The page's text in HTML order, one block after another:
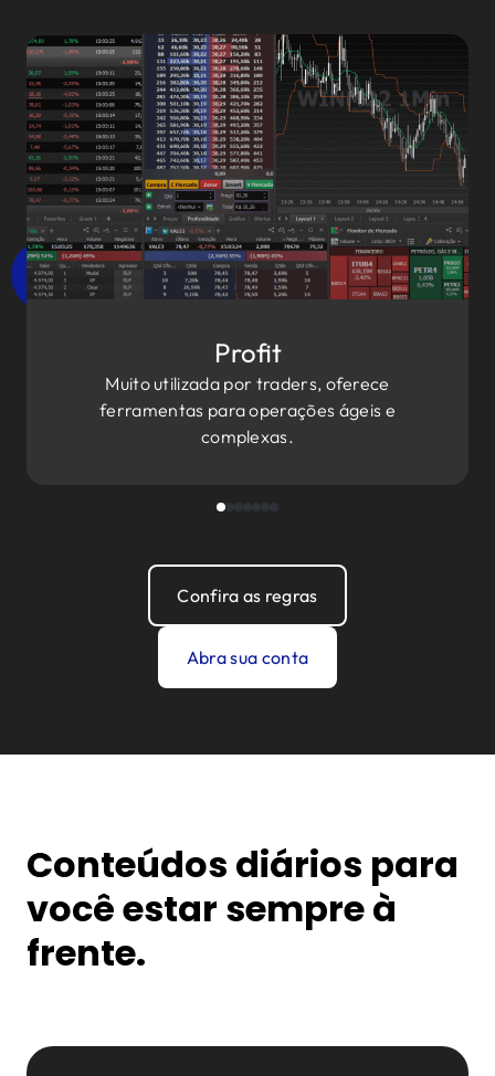
Profit
Muito utilizada por traders, oferece
ferramentas para operações ágeis e
complexas.
Confira as regras
Abra sua conta
Conteúdos diários para
você estar sempre à
frente.